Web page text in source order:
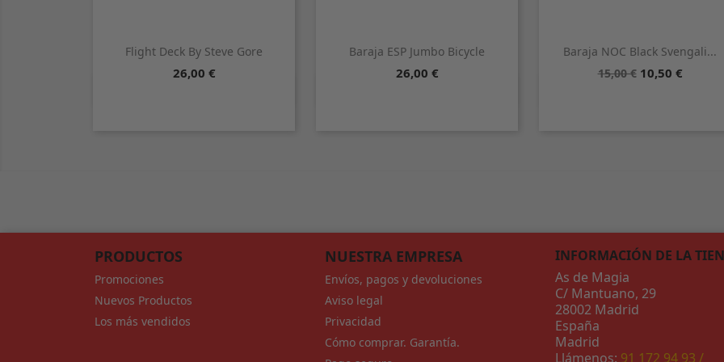
Flight Deck By Steve Gore
Precio
26,00 €
Baraja ESP Jumbo Bicycle
Precio
26,00 €
Baraja NOC Black Svengali...
Precio
15,00 € Precio
10,50 €
PRODUCTOS
Promociones
Nuevos Productos
Los más vendidos
NUESTRA EMPRESA
Envíos, pagos y devoluciones
Aviso legal
Privacidad
Cómo comprar. Garantía.
INFORMACIÓN DE LA
As de Magia
C/ Mantuano, 29
28002 Madrid
España
Madrid
Llámenos: 91 172 94 93 /